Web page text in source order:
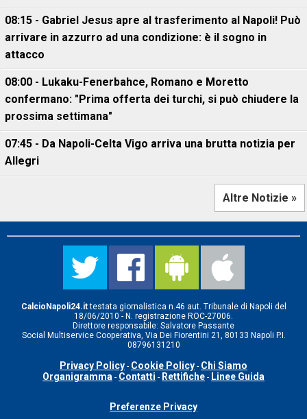
08:15 - Gabriel Jesus apre al trasferimento al Napoli! Può
arrivare in azzurro ad una condizione: è il sogno in
attacco
08:00 - Lukaku-Fenerbahce, Romano e Moretto
confermano: "Prima offerta dei turchi, si può chiudere la
prossima settimana"
07:45 - Da Napoli-Celta Vigo arriva una brutta notizia per
Allegri
Altre Notizie »
CalcioNapoli24.ittestata giornalistica n.46 aut. Tribunale di Napoli del
18/06/2010 - N. registrazione ROC-27006.
Direttore responsabile: Salvatore Passante
Social Multiservice Cooperativa, Via Dei Fiorentini 21, 80133 Napoli P.I.
08796131210
Privacy Policy - Cookie Policy - Chi Siamo
Organigramma - Contatti - Rettifiche - Linee Guida
Preferenze Privacy